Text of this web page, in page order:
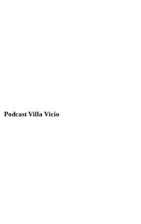
Podcast Villa Vicio